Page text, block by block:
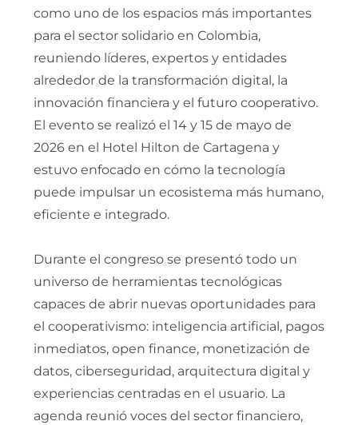
como uno de los espacios más importantes
para el sector solidario en Colombia,
reuniendo líderes, expertos y entidades
alrededor de la transformación digital, la
innovación financiera y el futuro cooperativo.
El evento se realizó el 14 y 15 de mayo de
2026 en el Hotel Hilton de Cartagena y
estuvo enfocado en cómo la tecnología
puede impulsar un ecosistema más humano,
eficiente e integrado.
Durante el congreso se presentó todo un
universo de herramientas tecnológicas
capaces de abrir nuevas oportunidades para
el cooperativismo: inteligencia artificial, pagos
inmediatos, open finance, monetización de
datos, ciberseguridad, arquitectura digital y
experiencias centradas en el usuario. La
agenda reunió voces del sector financiero,